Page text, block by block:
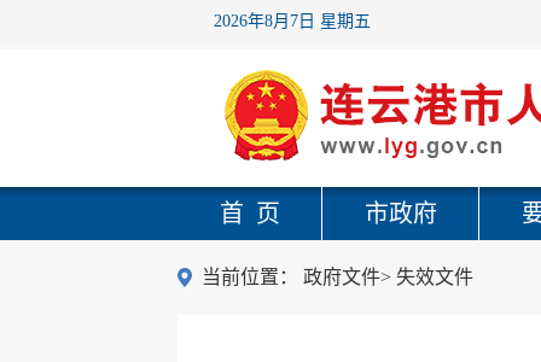
2026年8月7日 星期五
首 页 市政府
当前位置： 政府文件> 失效文件